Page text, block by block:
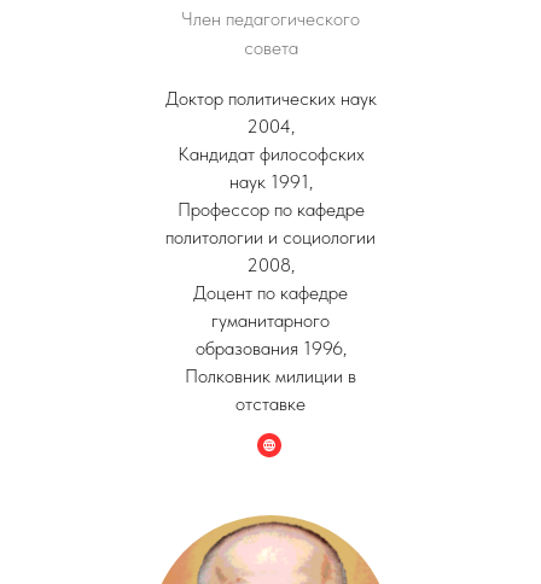
Член педагогического
совета
Доктор политических наук
2004,
Кандидат философских
наук 1991,
Профессор по кафедре
политологии и социологии
2008,
Доцент по кафедре
гуманитарного
образования 1996,
Полковник милиции в
отставке